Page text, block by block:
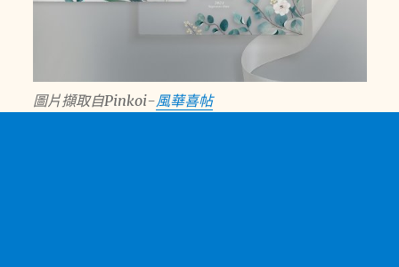
圖片擷取自Pinkoi-風華喜帖